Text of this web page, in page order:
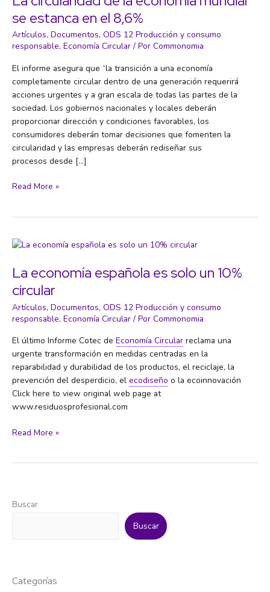
se estanca en el 8,6%
Artículos, Documentos, ODS 12 Producción y consumo
responsable, Economía Circular / Por Commonomia
El informe asegura que “la transición a una economía
completamente circular dentro de una generación requerirá
acciones urgentes y a gran escala de todas las partes de la
sociedad. Los gobiernos nacionales y locales deberán
proporcionar dirección y condiciones favorables, los
consumidores deberán tomar decisiones que fomenten la
circularidad y las empresas deberán rediseñar sus
procesos desde […]
La
economía
se
estanca
en
el
8,6%
Read More »
La economía española es solo un 10%
circular
Artículos, Documentos, ODS 12 Producción y consumo
responsable, Economía Circular / Por Commonomia
El último Informe Cotec de Economía Circular reclama una
urgente transformación en medidas centradas en la
reparabilidad y durabilidad de los productos, el reciclaje, la
prevención del desperdicio, el ecodiseño o la ecoinnovación
Click here to view original web page at
www.residuosprofesional.com
La
Read More »
Buscar
Buscar
Categorías